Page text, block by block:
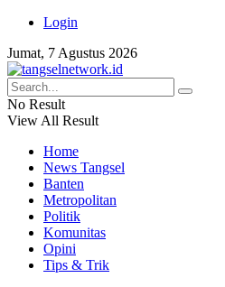
Login
Jumat, 7 Agustus 2026
No Result
View All Result
Home
News Tangsel
Banten
Metropolitan
Politik
Komunitas
Opini
Tips & Trik